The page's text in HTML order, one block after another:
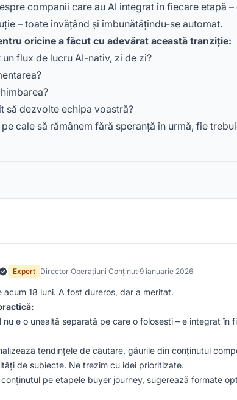
companii care au AI integrat în fiecare etapă
– toate învățând și îmbunătățindu-se automat.
oricine a făcut cu adevărat această tranziție:
flux de lucru AI-nativ, zi de zi?
să dezvolte echipa voastră?
cale să rămânem fără speranță în urmă, fie
Expert Director Operațiuni Conținut·9 ianuarie 2026
18 luni. A fost dureros, dar a meritat.
e o unealtă separată pe care o folosești – e integrat în
tendințele de căutare, găurile din conținutul
de subiecte. Ne trezim cu idei prioritizate.
pe etapele buyer journey, sugerează formate